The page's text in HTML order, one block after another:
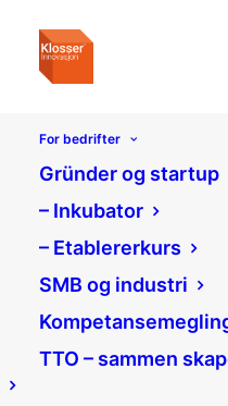
For bedrifter
Gründer og startup
– Inkubator
– Etablererkurs
SMB og industri
TTO – sammen